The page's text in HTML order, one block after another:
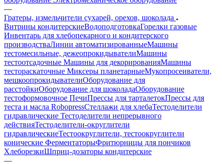
—
Гратеры, измельчители сухарей, орехов, шоколада
Витрины кондитерскиеВодоподготовкаГорелки газовые
Инвентарь для хлебопекарного и кондитерского
производстваЛинии автоматизированныеМашины
тестомесильные, дежеопрокидывателиМашины
тестоотсадочные Машины для декорированияМашины
тестораскаточные Миксеры планетарныеМукопросеиватели,
мешкоопрокидывателиОборудование для
расстойкиОборудование для шоколадаОборудование
тестоформовочное ПечиПрессы для тарталетокПрессы для
теста и масла RobopressСтеллажи для хлебаТестоделители
гидравлические Тестоделители непрерывного
действияТестоделители-округлители
гидравлическиеТестоокруглители, тестоокруглители
конические ФерментаторыФритюрницы для пончиков
ХлеборезкиШприц-дозаторы кондитерские
—